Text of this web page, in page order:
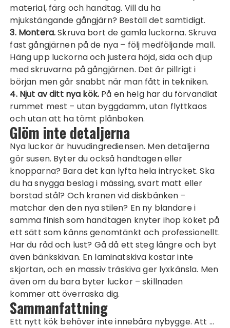
material, färg och handtag. Vill du ha
mjukstängande gångjärn? Beställ det samtidigt.
3. Montera.Skruva bort de gamla luckorna. Skruva
fast gångjärnen på de nya – följ medföljande mall.
Häng upp luckorna och justera höjd, sida och djup
med skruvarna på gångjärnen. Det är pillrigt i
början men går snabbt när man fått in tekniken.
4. Njut av ditt nya kök. På en helg har du förvandlat
rummet mest – utan byggdamm, utan flyttkaos
och utan att ha tömt plånboken.
Glöm inte detaljerna
Nya luckor är huvudingrediensen. Men detaljerna
gör susen. Byter du också handtagen eller
knopparna? Bara det kan lyfta hela intrycket. Ska
du ha snygga beslag i mässing, svart matt eller
borstad stål? Och kranen vid diskbänken –
matchar den den nya stilen? En ny blandare i
samma finish som handtagen knyter ihop köket på
ett sätt som känns genomtänkt och professionellt.
Har du råd och lust? Gå då ett steg längre och byt
även bänkskivan. En laminatskiva kostar inte
skjortan, och en massiv träskiva ger lyxkänsla. Men
även om du bara byter luckor – skillnaden
kommer att överraska dig.
Sammanfattning
Ett nytt kök behöver inte innebära nybygge. Att …